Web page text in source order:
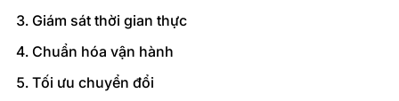
Giám sát thời gian thực
Chuẩn hóa vận hành
Tối ưu chuyển đổi